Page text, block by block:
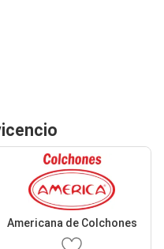
Americana de Colchones